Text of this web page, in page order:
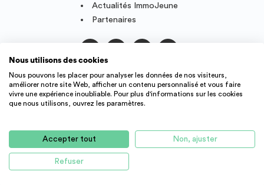
Actualités ImmoJeune
Partenaires
Suivez-nous
Des offres de logement étudiant et jeune actif dans toute la
France : résidence étudiant, agence immobilière, location
d'appartement, studio, colocation, etc.
Nous utilisons des cookies
Nous pouvons les placer pour analyser les données de nos visiteurs,
améliorer notre site Web, afficher un contenu personnalisé et vous faire
vivre une expérience inoubliable. Pour plus d'informations sur les cookies
que nous utilisons, ouvrez les paramètres.
Accepter tout Non, ajuster
Refuser